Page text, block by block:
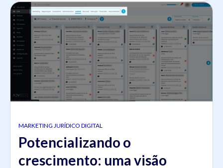
MARKETING JURÍDICO DIGITAL
Potencializando o
crescimento: uma visão